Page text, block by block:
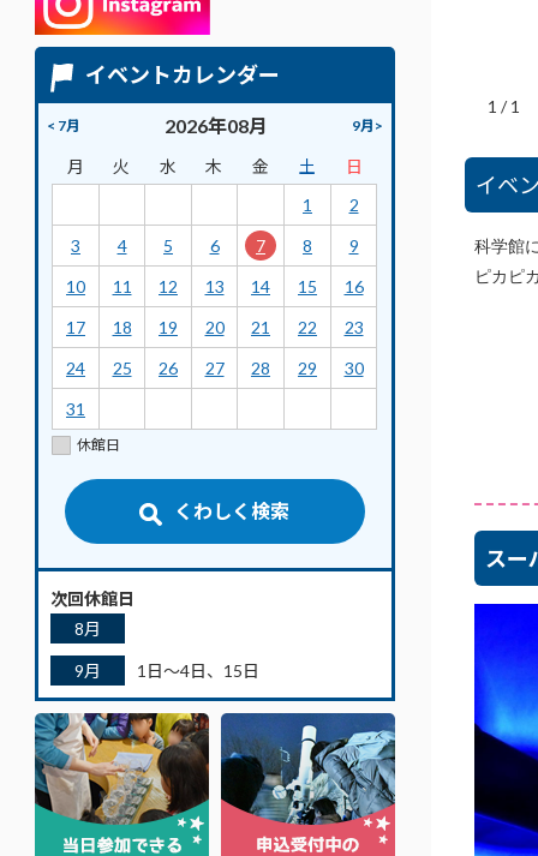
イベントカレンダー
< 7月 2026年08月 9月>
月 火 水 木 金 土
日
1
2
3
4 5 6 7 8
9
10
11 12 13 14 15
16
17
18 19 20 21 22
23
24
25 26 27 28 29
30
31
休館日
くわしく検索
次回休館日
8月
9月 1日～4日、15日
1 /1
イベ
科学館
ピカピ
スー